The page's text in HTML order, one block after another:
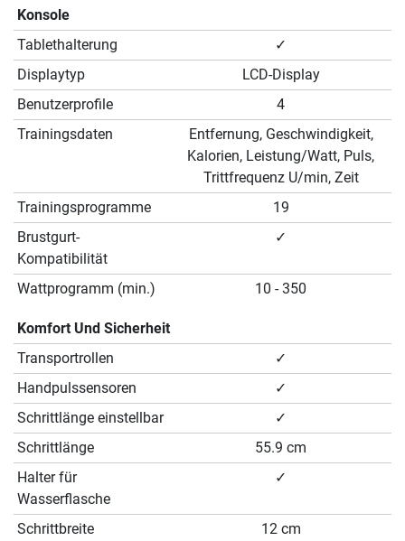
Konsole
Tablethalterung
✓
Displaytyp
LCD-Display
Benutzerprofile
4
Trainingsdaten
Entfernung, Geschwindigkeit,
Kalorien, Leistung/Watt, Puls,
Trittfrequenz U/min, Zeit
Trainingsprogramme
19
Brustgurt-
Kompatibilität
✓
Wattprogramm (min.) 10 - 350
Komfort Und Sicherheit
Transportrollen
✓
Handpulssensoren
✓
Schrittlänge einstellbar
✓
Schrittlänge
55.9 cm
Halter für
Wasserflasche
✓
Schrittbreite
12 cm